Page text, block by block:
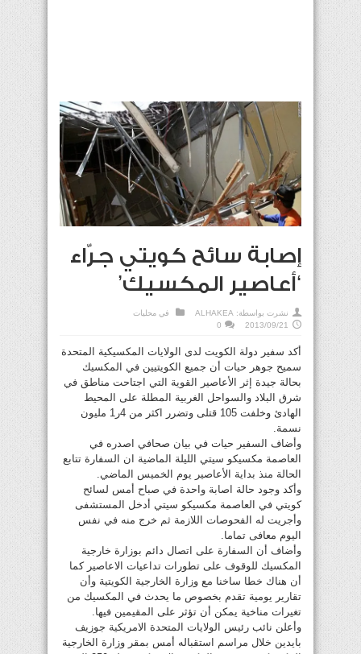
إصابة سائح كويتي جرّاء
‘أعاصير المكسيك’
نشرت بواسطة: ALHAKEA في محليات
2013/09/21
0
أكد سفير دولة الكويت لدى الولايات المكسيكية المتحدة
سميح جوهر حيات أن جميع الكويتيين في المكسيك
بحالة جيدة إثر الأعاصير القوية التي اجتاحت مناطق في
شرق البلاد والسواحل الغربية المطلة على المحيط
الهادئ وخلفت 105 قتلى وتضرر اكثر من 4ر1 مليون
نسمة.
وأضاف السفير حيات في بيان صحافي اصدره في
العاصمة مكسيكو سيتي الليلة الماضية ان السفارة تتابع
الحالة منذ بداية الأعاصير يوم الخميس الماضي.
وأكد وجود حالة اصابة واحدة في صباح أمس لسائح
كويتي في العاصمة مكسيكو سيتي أدخل المستشفى
وأجريت له الفحوصات اللازمة ثم خرج منه في نفس
اليوم معافى تماما.
وأضاف أن السفارة على اتصال دائم بوزارة خارجية
المكسيك للوقوف على تطورات تداعيات الاعاصير كما
أن هناك خطا ساخنا مع وزارة الخارجية الكويتية وأن
تقارير يومية تقدم بخصوص ما يحدث في المكسيك من
تغيرات مناخية يمكن أن تؤثر على المقيمين فيها.
وأعلن نائب رئيس الولايات المتحدة الامريكية جوزيف
بايدين خلال مراسم استقباله أمس بمقر وزارة الخارجية